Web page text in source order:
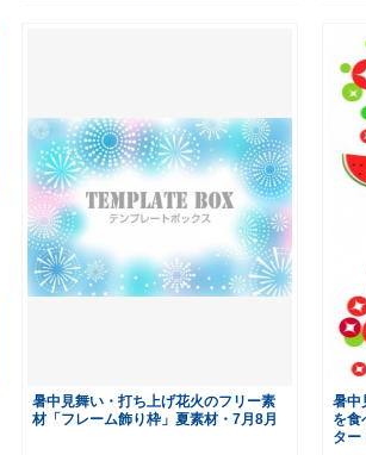
暑中見舞い・打ち上げ花火のフリー素
材「フレーム飾り枠」夏素材・7月8月
暑中
を食
ター